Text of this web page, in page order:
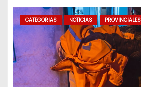
CATEGORIAS NOTICIAS PROVINCIALES